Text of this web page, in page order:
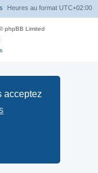
acceptez
Heures au format UTC+02:00
phpBB Limited